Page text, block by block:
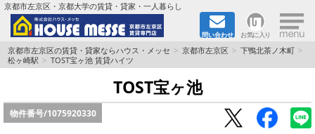
京都市左京区・京都大学の賃貸・貸家・一人暮らし
問い合わせ お気に入り ×
TOPページ
地域から検索
京都市左京区の賃貸・貸家ならハウス・メッセ 京都市左京区
下鴨北茶ノ木町
松ヶ崎駅
TOST宝ヶ池 賃貸ハイツ
TOST宝ヶ池
物件番号/1075920330